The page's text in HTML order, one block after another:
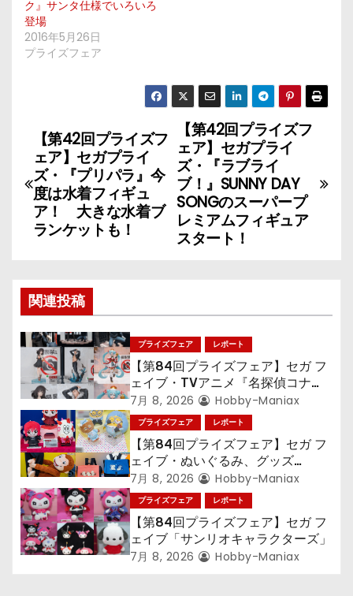
ク』サンタ仕様でいろいろ
登場
2016年5月26日
プライズフェア
投
稿
ナ
ビ
ー
シ
ョ
ン
【第42回プライズフ
ェア】セガプライ
ズ・『ラブライ
ブ！』SUNNY DAY
SONGのスーパープ
レミアムフィギュア
スタート！
【第42回プライズフ
ェア】セガプライ
ズ・『プリパラ』今
度は水着フィギュ
ア！ 大きな水着ブ
ランケットも！
関連投稿
プライズフェア レポート
【第84回プライズフェア】セガ フ
ェイブ・TVアニメ『名探偵コナ
ン』TVアニメ『呪術廻戦』『〈物
語〉シリーズ』「初音ミク」
7月 8, 2026 Hobby-Maniax
プライズフェア レポート
【第84回プライズフェア】セガ フ
ェイブ・ぬいぐるみ、グッズ
『LiSA』『ミニオン』『おさるの
ジョージ』『ポケットモンスター』
7月 8, 2026 Hobby-Maniax
プライズフェア レポート
【第84回プライズフェア】セガ フ
ェイブ「サンリオキャラクターズ」
7月 8, 2026 Hobby-Maniax